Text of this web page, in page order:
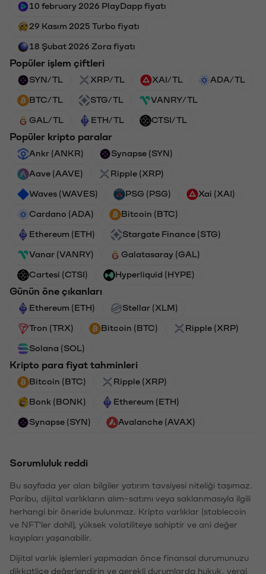
10 february 2026 PlayDapp fiyatı
29 Kasım 2025 Turbo fiyatı
18 Şubat 2026 Zora fiyatı
Popüler işlem çiftleri
SYN/TL XRP/TL XAI/TL ADA/TL
BTC/TL STG/TL VANRY/TL
GAL/TL ETH/TL CTSI/TL
Popüler kripto paralar
Ankr (ANKR) Synapse (SYN)
Aave (AAVE) Ripple (XRP)
Waves (WAVES) PSG (PSG) Xai (XAI)
Cardano (ADA) Bitcoin (BTC)
Ethereum (ETH) Stargate Finance (STG)
Vanar (VANRY) Galatasaray (GAL)
Cartesi (CTSI) Hyperliquid (HYPE)
Günün öne çıkanları
Ethereum (ETH) Stellar (XLM)
Tron (TRX) Bitcoin (BTC) Ripple (XRP)
Solana (SOL)
Kripto para fiyat tahminleri
Bitcoin (BTC) Ripple (XRP)
Bonk (BONK) Ethereum (ETH)
Synapse (SYN) Avalanche (AVAX)
Sorumluluk reddi
Bu sayfada yer alan bilgiler yatırım tavsiyesi niteliği taşımaz.
Paribu, dijital varlıkların alım-satımı veya saklanmasıyla ilgili
herhangi bir öneride bulunmaz. Kripto varlıklar (stablecoin
ve NFT'ler dahil), yüksek volatiliteye sahiptir ve ani değer
kayıpları yaşanabilir.
Dijital varlık işlemleri yapmadan önce finansal durumunuzu
dikkatlice değerlendirin ve gerekli durumlarda hukuk, vergi